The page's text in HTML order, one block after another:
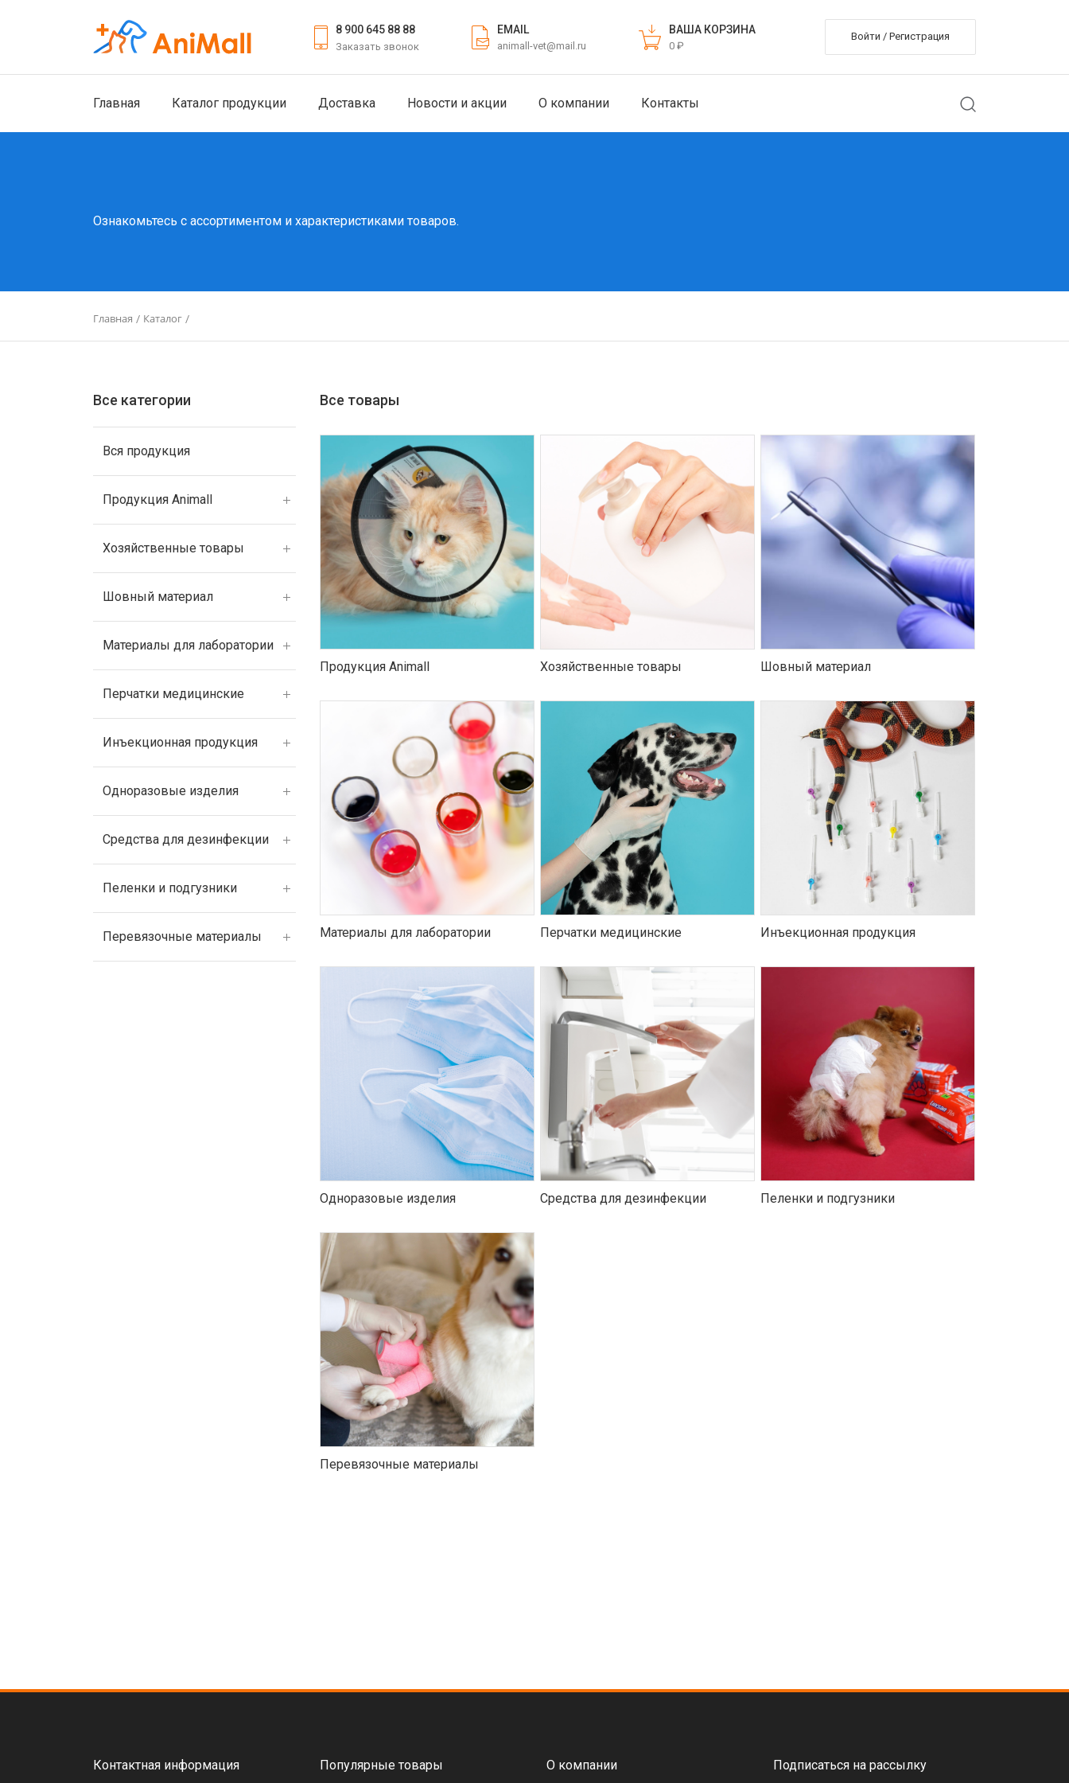
8 900 645 88 88
Заказать звонок
EMAIL
animall-vet@mail.ru
ВАША КОРЗИНА
0 ₽
Войти / Регистрация
Главная Каталог продукции Доставка Новости и акции О компании Контакты
Ознакомьтесь с ассортиментом и характеристиками товаров.
Главная / Каталог /
Все категории
Вся продукция
Продукция Animall
Хозяйственные товары
Шовный материал
Материалы для лаборатории
Перчатки медицинские
Инъекционная продукция
Одноразовые изделия
Средства для дезинфекции
Пеленки и подгузники
Перевязочные материалы
Все товары
Продукция Animall Хозяйственные товары Шовный материал
Материалы для лаборатории Перчатки медицинские Инъекционная продукция
Одноразовые изделия Средства для дезинфекции Пеленки и подгузники
Перевязочные материалы
Контактная информация Популярные товары О компании Подписаться на рассылку